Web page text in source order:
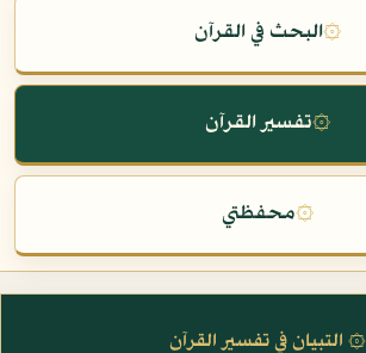
۞البحث في القرآن
۞تفسير القرآن
۞محفظتي
۞ التبيان في تفسير القرآن